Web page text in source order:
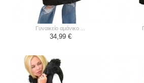
γυναικείο αμάνικο ...
34,99 €